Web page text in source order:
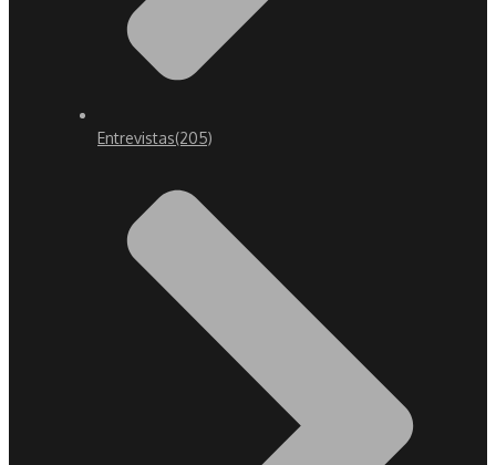
Entrevistas(205)